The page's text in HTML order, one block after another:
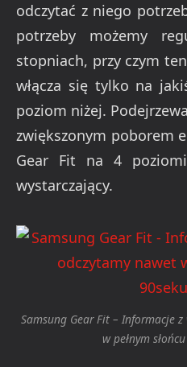
odczytać z niego
potrzeby możemy
stopniach, przy czym
włącza się tylko na
poziom niżej.
zwiększonym poborem
Gear Fit na 4
wystarczający.
Samsung Gear Fit – Informacje
w pełnym